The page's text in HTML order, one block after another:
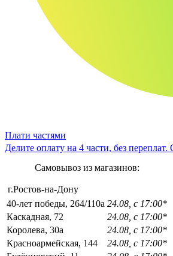
Плати частями
Делите оплату на 4 части, без переплат.
Самовывоз из магазинов:
г.Ростов-на-Дону
40-лет победы, 264/110а 24.08, с 17:00*
Каскадная, 72
24.08, с 17:00*
Королева, 30а
24.08, с 17:00*
Красноармейская, 144
24.08, с 17:00*